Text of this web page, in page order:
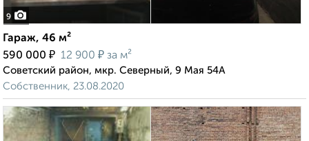
9
Гараж, 46 м²
590 000 ₽ 12 900 ₽ за м²
Советский район, мкр. Северный, 9 Мая 54А
Собственник, 23.08.2020